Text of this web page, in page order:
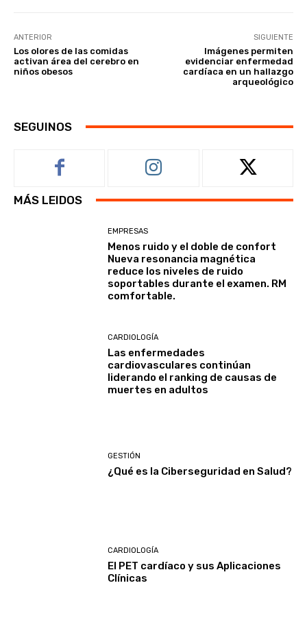
ANTERIOR
Los olores de las comidas
activan área del cerebro en
niños obesos
SIGUIENTE
Imágenes permiten
evidenciar enfermedad
cardíaca en un hallazgo
arqueológico
SEGUINOS
MÁS LEIDOS
EMPRESAS
Menos ruido y el doble de confort
Nueva resonancia magnética
reduce los niveles de ruido
soportables durante el examen. RM
comfortable.
CARDIOLOGÍA
Las enfermedades
cardiovasculares continúan
liderando el ranking de causas de
muertes en adultos
GESTIÓN
¿Qué es la Ciberseguridad en Salud?
CARDIOLOGÍA
El PET cardíaco y sus Aplicaciones
Clínicas